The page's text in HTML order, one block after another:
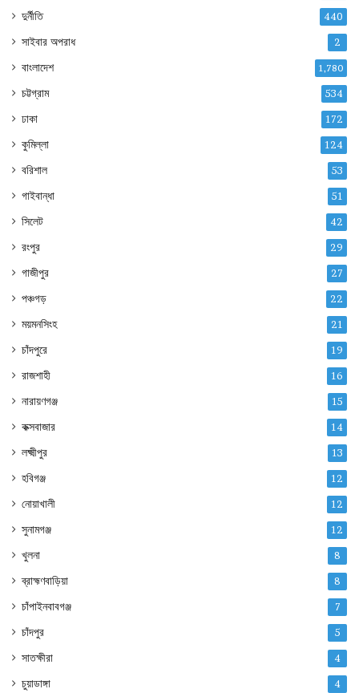
দুর্নীতি 440
সাইবার অপরাধ 2
বাংলাদেশ 1,780
চট্টগ্রাম 534
ঢাকা 172
কুমিল্লা 124
বরিশাল 53
গাইবান্ধা 51
সিলেট 42
রংপুর 29
গাজীপুর 27
পঞ্চগড় 22
ময়মনসিংহ 21
চাঁদপুরে 19
রাজশাহী 16
নারায়ণগঞ্জ 15
কক্সবাজার 14
লক্ষ্মীপুর 13
হবিগঞ্জ 12
নোয়াখালী 12
সুনামগঞ্জ 12
খুলনা 8
ব্রাহ্মণবাড়িয়া 8
চাঁপাইনবাবগঞ্জ 7
চাঁদপুর 5
সাতক্ষীরা 4
চুয়াডাঙ্গা 4